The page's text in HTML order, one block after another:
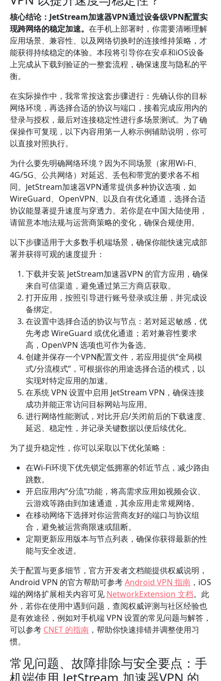
核心结论：JetStream加速器VPN通过设备级VPN配置实
现跨网络的稳定加速。 在手机上部署时，你需要清晰理解
应用场景、兼容性、以及网络切换时的连接维持策略，才
能获得持续稳定的体验。本段将引导你在安卓和iOS设备
上完成从下载到验证的一整套流程，确保速度与隐私的平
衡。
在实际操作中，我常常按这套步骤进行：先确认你的目标
网络环境，再选择合适的协议与端口，接着完成应用内的
登录与授权，最后对连接稳定性进行多场景测试。为了确
保操作可复现，以下内容用第一人称示例辅助说明，你可
以直接对照执行。
为什么要先明确网络环境？因为不同场景（家用Wi‑Fi、
4G/5G、公共网络）对延迟、丢包和带宽的要求各不相
同。JetStream加速器VPN通常提供多种协议选项，如
WireGuard、OpenVPN、以及自有优化通道，选择合适
协议能显著提升速度与穿透力。若你是在中国大陆使用，
请留意本地法规与运营商策略的变化，确保合规使用。
以下步骤适用于大多数手机端场景，确保你能快速完成部
署并获得可观的速度提升：
下载并安装 JetStream加速器VPN 的官方应用，确保
来自可信渠道，避免通过第三方商店获取。
打开应用，按照引导进行账号登录或注册，并完成设
备绑定。
在设置中选择合适的协议与节点：若对延迟敏感，优
先考虑 WireGuard 或优化通道；若对兼容性要求
高，OpenVPN 选项也可作为备选。
创建并保存一个VPN配置文件，若应用提供“全局模
式/分流模式”，可根据你的用途选择合适的模式，以
实现对特定应用的加速。
在系统 VPN 设置中启用 JetStream VPN，确保连接
成功并能正常访问目标网站与应用。
进行网络性能测试，对比开启/关闭前后的下载速度、
延迟、稳定性，并记录关键数据以便后续优化。
为了提升稳定性，你可以采取以下优化策略：
在Wi‑Fi环境下优先锁定低拥塞的邻近节点，减少路由
跳数。
开启应用内“分流”功能，将高需求应用如视频会议、
云游戏等路由到加速通道，其余应用走常规网络。
在移动网络下选择对你运营商友好的端口与协议组
合，避免被运营商限速或阻断。
定期更新应用版本与节点列表，确保你获得最新的性
能与安全改进。
关于配置与更多细节，官方开发者文档能提供权威说明，
Android VPN 的官方帮助可参考Android VPN 指南 ，iOS
端的网络扩展相关内容可见 NetworkExtension 文档。此
外，若你在使用中遇到问题，查阅权威评测与社区经验也
是有效途径，例如对手机端 VPN 设置的常见问题与解答，
可以参考 CNET 的指南 ，帮助你快速排错并调整使用习
惯。
常见问题、故障排除与安全要点：手
机端使用 JetStream 加速器VPN 的